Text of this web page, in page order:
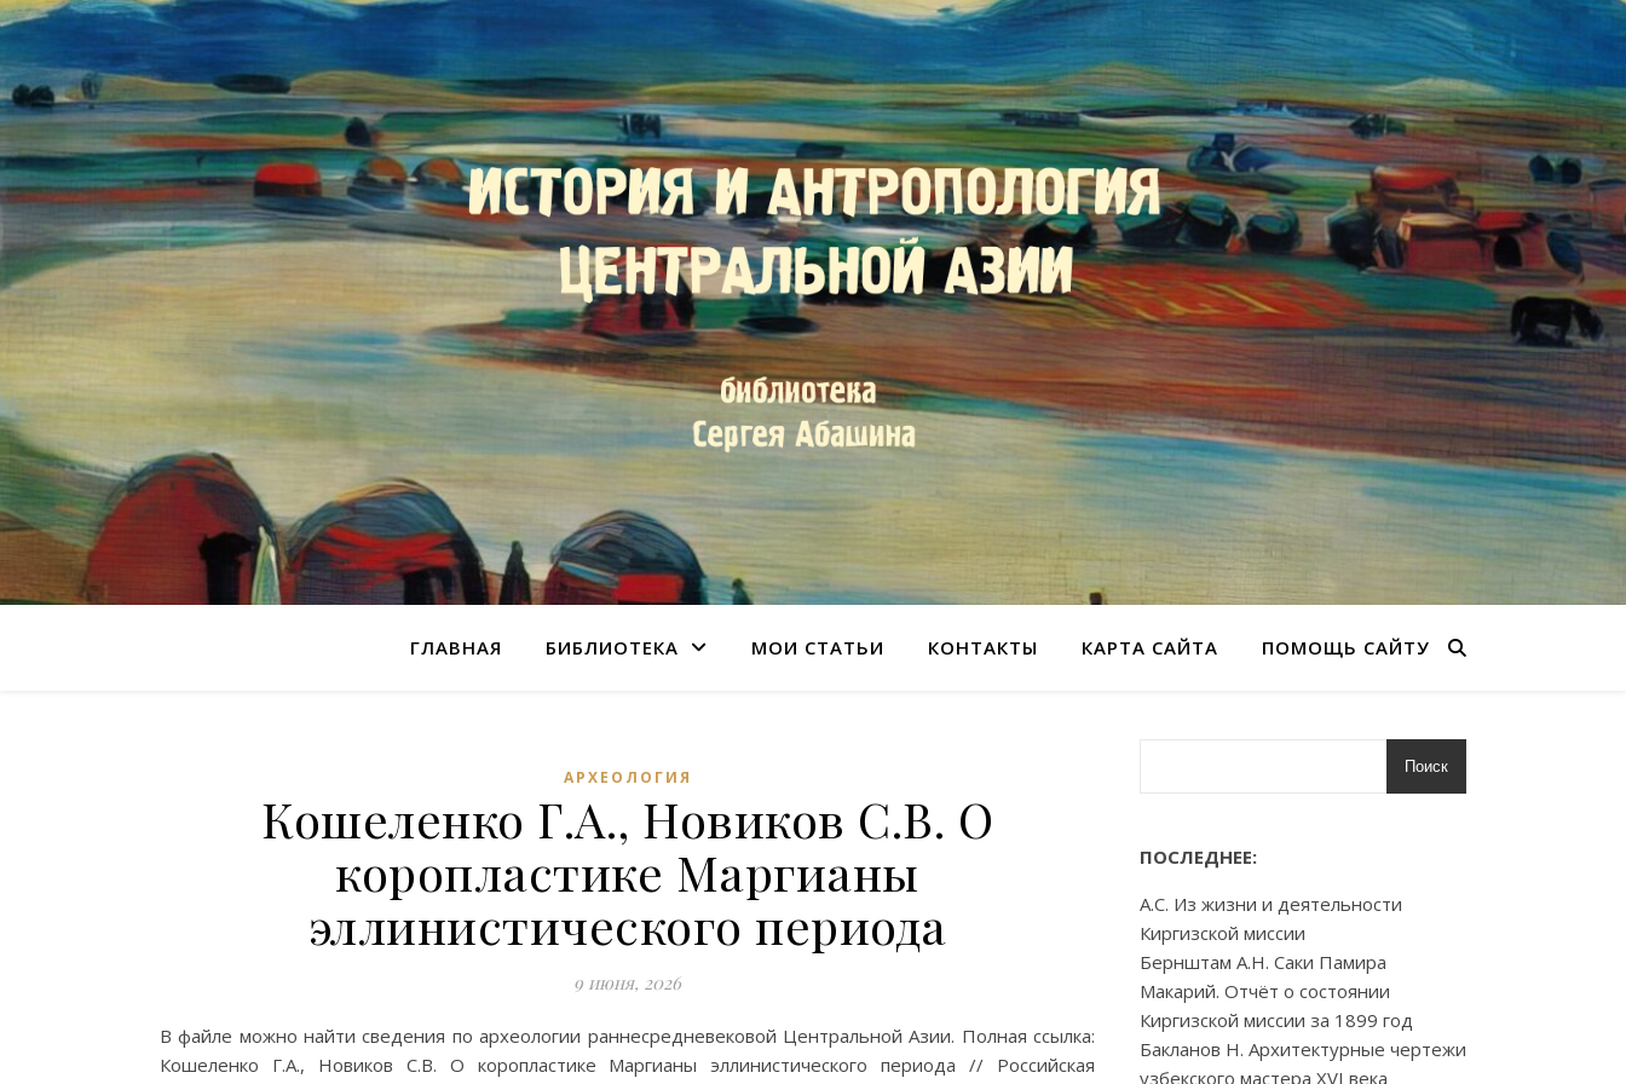
ГЛАВНАЯ БИБЛИОТЕКА МОИ СТАТЬИ КОНТАКТЫ КАРТА САЙТА ПОМОЩЬ САЙТУ
АРХЕОЛОГИЯ
Кошеленко Г.А., Новиков С.В. О
коропластике Маргианы
эллинистического периода
9 июня, 2026
В файле можно найти сведения по археологии раннесредневековой Центральной Азии. Полная ссылка:
Кошеленко Г.А., Новиков С.В. О коропластике Маргианы эллинистического периода // Российская
Поиск
ПОСЛЕДНЕЕ:
А.С. Из жизни и деятельности
Киргизской миссии
Бернштам А.Н. Саки Памира
Макарий. Отчёт о состоянии
Киргизской миссии за 1899 год
Бакланов Н. Архитектурные чертежи
узбекского мастера XVI века